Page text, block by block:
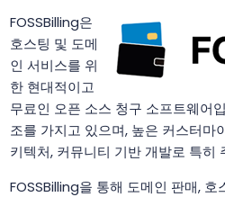
FOSSBilling은
호스팅 및 도메
인 서비스를 위
한 현대적이고
무료인 오픈 소스 청구 소프트웨어
조를 가지고 있으며, 높은 커스터마
키텍처, 커뮤니티 기반 개발로 특히
FOSSBilling을 통해 도메인 판매,